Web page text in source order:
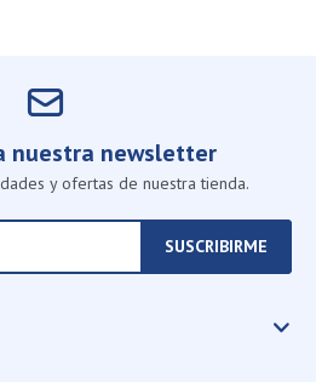
nuestra newsletter
y ofertas de nuestra tienda.
SUSCRIBIRME